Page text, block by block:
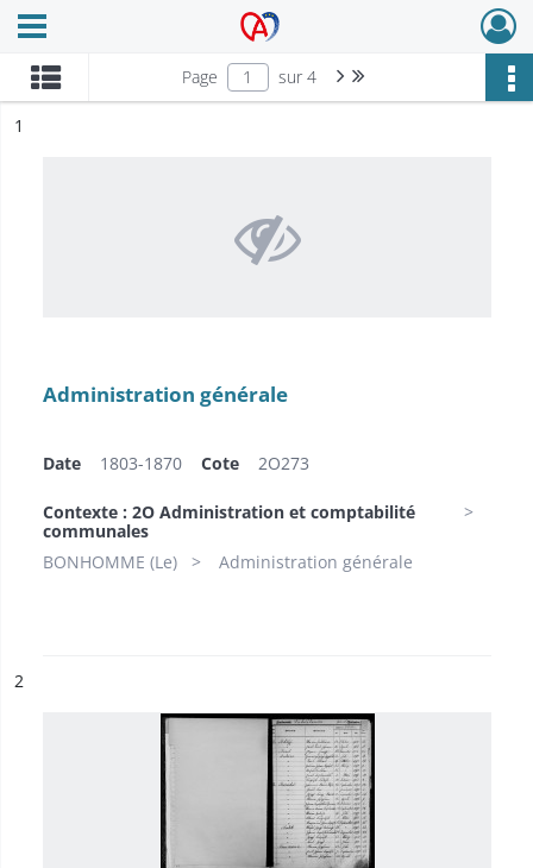
Archives Alsace - Colmar
Ouvrir le menu déroulant
Page sur 4 Page suivante : 1/4
n°
1
Administration générale
Date 1803-1870 Cote 2O273
Contexte : 2O Administration et comptabilité
communales
BONHOMME (Le)
Administration générale
n°
2